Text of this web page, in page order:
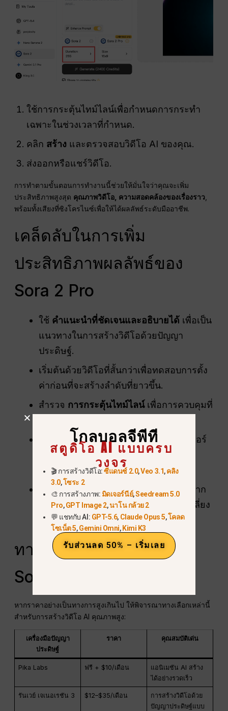
ใช้การกระตุ้นไทม์ไลน์เพื่อกำหนดการกระทำ
เฉพาะในช่วงเวลาที่กำหนด.
คลิก สร้าง และตรวจสอบวิดีโอ AI ของคุณ.
ส่งออกหรือแชร์วิดีโอ.
การทำตามขั้นตอนการทำงานนี้ช่วยให้มั่นใจว่าคุณจะเพิ่ม
ประสิทธิภาพสูงสุด คุณภาพวิดีโอ, ความสอดคล้องของเรื่องราว,
พร้อมทั้งเสียงที่ซิงโครไนซ์เพื่อให้ได้ผลลัพธ์ระดับมืออาชีพ.
เคล็ดลับในการเพิ่ม
ประสิทธิภาพผลลัพธ์ของ
Sora 2 Pro
ใช้ คำแนะนำที่ชัดเจนและอธิบายได้ เพื่อเป็น
แนวทางในการสร้างวิดีโอด้วยปัญญา
ประดิษฐ์.
เริ่มต้นด้วยวิดีโอที่สั้นกว่าเพื่อทดสอบการตั้ง
ค่าก่อนที่จะสร้างลำดับที่ยาวขึ้น.
สำรวจ การกระตุ้นไทม์ไลน์เพื่อการควบคุมที่
ผสานการคิดวิเคราะห์หลายฉากและฟีเจอร์
“รับเชิญ” ของ AI เพื่อการเล่าเรื่องที่
สร้างสรรค์.
พิจารณาแพลตฟอร์มของบุคคลที่สาม
หาก
คุณต้องการประหยัดค่าใช้จ่ายหรือหลีกเลี่ยง
ข้อจำกัดในการเชิญ.
ทางเลือกที่ถูกกว่าสำหรับ
Sora 2 Pro
หากราคาอย่างเป็นทางการสูงเกินไป ให้พิจารณาทางเลือกเหล่านี้
สำหรับการสร้างวิดีโอ AI คุณภาพสูง:
เครื่องมือปัญญา
ประดิษฐ์
ราคา คุณสมบัติเด่น
Pika Labs ฟรี + $10/เดือน
แอนิเมชัน AI สร้าง
ได้อย่างรวดเร็ว
รันเวย์ เจเนอเรชัน 3 $12–$35/เดือน
การสร้างวิดีโอด้วย
ปัญญาประดิษฐ์แบบ
โกลบอลจีพีที
สตูดิโอ AI แบบครบ
วงจร
🎬 การสร้างวิดีโอ:ซีแดนซ์ 2.0,Veo 3.1,คลิง
3.0,โซระ 2
🎨 การสร้างภาพ: มิดเจอร์นีย์,Seedream 5.0
Pro,GPT Image 2,นาโน กล้วย 2
💬 แชทกับ AI: GPT-5.6, Claude Opus 5,โคลด
โซเน็ต 5,Gemini Omni, Kimi K3
รับส่วนลด 50% – เริ่มเลย